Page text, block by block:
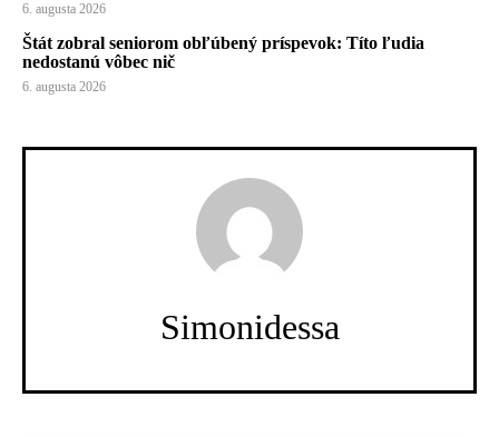
6. augusta 2026
Štát zobral seniorom obľúbený príspevok: Títo ľudia
nedostanú vôbec nič
6. augusta 2026
Simonidessa